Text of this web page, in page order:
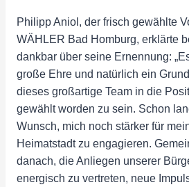
Philipp Aniol, der frisch gewählte
WÄHLER Bad Homburg, erklärte
dankbar über seine Ernennung:
große Ehre und natürlich ein
dieses großartige Team in die
gewählt worden zu sein. Schon
Wunsch, mich noch stärker für
Heimatstadt zu engagieren.
danach, die Anliegen unserer
energisch zu vertreten, neue